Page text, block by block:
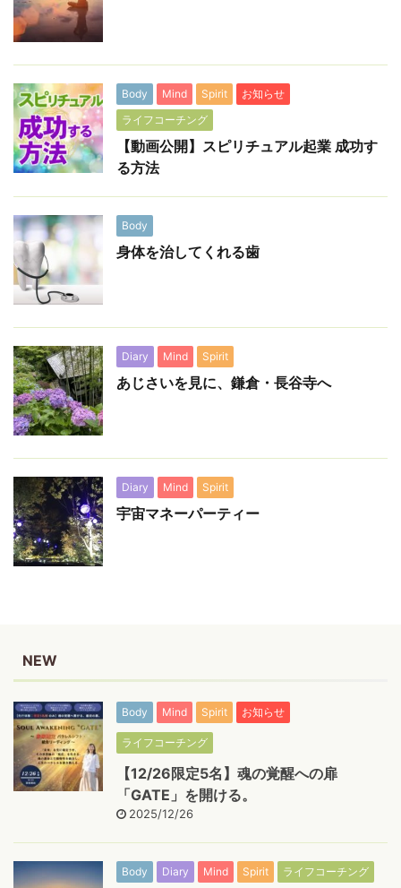
Body Mind Spirit
お知らせ
ライフコーチング
【動画公開】スピリチュアル起業 成功す
る方法
Body
身体を治してくれる歯
Diary Mind Spirit
あじさいを見に、鎌倉・長谷寺へ
Diary Mind Spirit
宇宙マネーパーティー
NEW
Body Mind Spirit お知らせ
ライフコーチング
【12/26限定5名】魂の覚醒への扉
「GATE」を開ける。
2025/12/26
Body Diary Mind Spirit ライフコーチング